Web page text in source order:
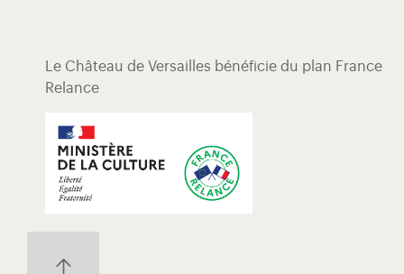
Le Château de Versailles bénéficie du plan France
Relance